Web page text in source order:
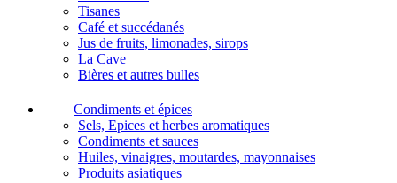
Tisanes
Café et succédanés
Jus de fruits, limonades, sirops
La Cave
Bières et autres bulles
Condiments et épices
Sels, Epices et herbes aromatiques
Condiments et sauces
Huiles, vinaigres, moutardes, mayonnaises
Produits asiatiques